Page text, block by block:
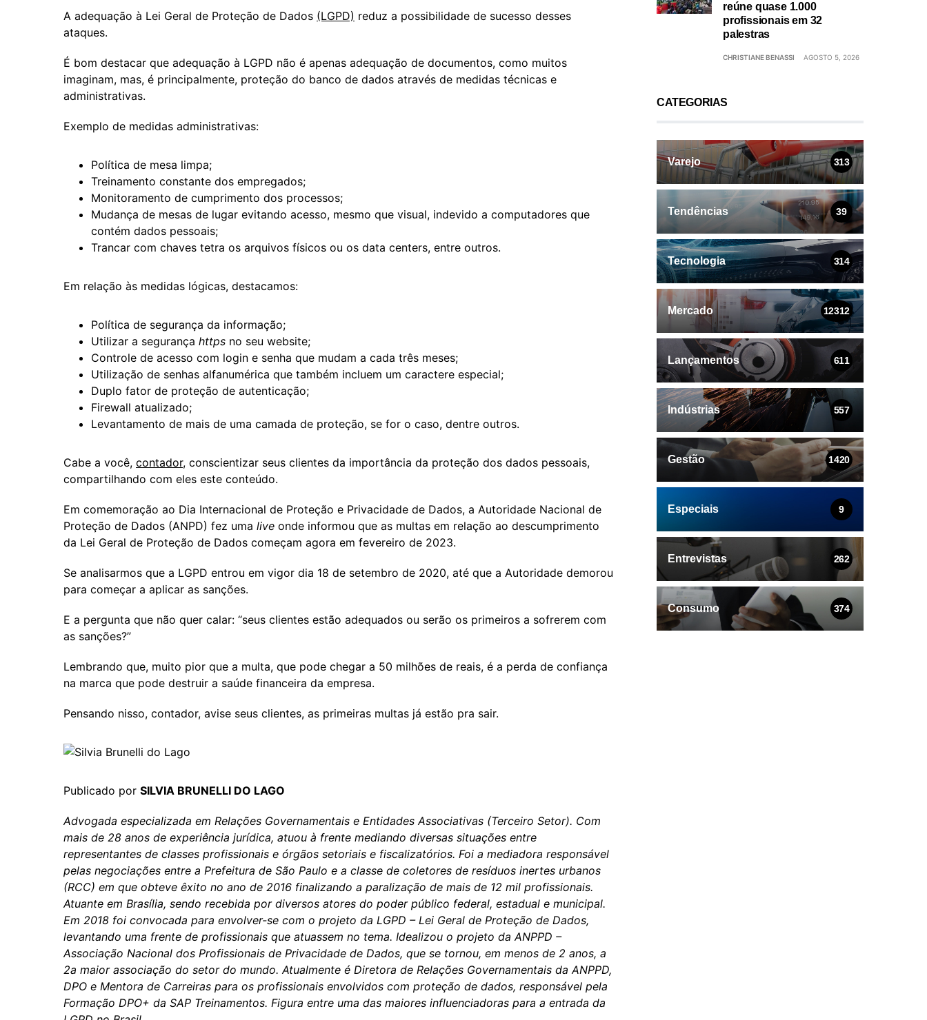
A adequação à Lei Geral de Proteção de Dados (LGPD) reduz a possibilidade de sucesso desses
ataques.
É bom destacar que adequação à LGPD não é apenas adequação de documentos, como muitos
imaginam, mas, é principalmente, proteção do banco de dados através de medidas técnicas e
administrativas.
Exemplo de medidas administrativas:
Política de mesa limpa;
Treinamento constante dos empregados;
Monitoramento de cumprimento dos processos;
Mudança de mesas de lugar evitando acesso, mesmo que visual, indevido a computadores que
contém dados pessoais;
Trancar com chaves tetra os arquivos físicos ou os data centers, entre outros.
Em relação às medidas lógicas, destacamos:
Política de segurança da informação;
Utilizar a segurança https no seu website;
Controle de acesso com login e senha que mudam a cada três meses;
Utilização de senhas alfanumérica que também incluem um caractere especial;
Duplo fator de proteção de autenticação;
Firewall atualizado;
Levantamento de mais de uma camada de proteção, se for o caso, dentre outros.
Cabe a você, contador, conscientizar seus clientes da importância da proteção dos dados pessoais,
compartilhando com eles este conteúdo.
Em comemoração ao Dia Internacional de Proteção e Privacidade de Dados, a Autoridade Nacional de
Proteção de Dados (ANPD) fez uma live onde informou que as multas em relação ao descumprimento
da Lei Geral de Proteção de Dados começam agora em fevereiro de 2023.
Se analisarmos que a LGPD entrou em vigor dia 18 de setembro de 2020, até que a Autoridade demorou
para começar a aplicar as sanções.
E a pergunta que não quer calar: “seus clientes estão adequados ou serão os primeiros a sofrerem com
as sanções?”
Lembrando que, muito pior que a multa, que pode chegar a 50 milhões de reais, é a perda de confiança
na marca que pode destruir a saúde financeira da empresa.
Pensando nisso, contador, avise seus clientes, as primeiras multas já estão pra sair.
Publicado por SILVIA BRUNELLI DO LAGO
Advogada especializada em Relações Governamentais e Entidades Associativas (Terceiro Setor). Com
mais de 28 anos de experiência jurídica, atuou à frente mediando diversas situações entre
representantes de classes profissionais e órgãos setoriais e fiscalizatórios. Foi a mediadora responsável
pelas negociações entre a Prefeitura de São Paulo e a classe de coletores de resíduos inertes urbanos
(RCC) em que obteve êxito no ano de 2016 finalizando a paralização de mais de 12 mil profissionais.
Atuante em Brasília, sendo recebida por diversos atores do poder público federal, estadual e municipal.
Em 2018 foi convocada para envolver-se com o projeto da LGPD – Lei Geral de Proteção de Dados,
levantando uma frente de profissionais que atuassem no tema. Idealizou o projeto da ANPPD –
Associação Nacional dos Profissionais de Privacidade de Dados, que se tornou, em menos de 2 anos, a
2a maior associação do setor do mundo. Atualmente é Diretora de Relações Governamentais da ANPPD,
DPO e Mentora de Carreiras para os profissionais envolvidos com proteção de dados, responsável pela
Formação DPO+ da SAP Treinamentos. Figura entre uma das maiores influenciadoras para a entrada da
reúne quase 1.000
profissionais em 32
palestras
CHRISTIANE BENASSI AGOSTO 5, 2026
CATEGORIAS
Varejo 313
Tendências 39
Tecnologia 314
Mercado 12312
Lançamentos 611
Indústrias 557
Gestão 1420
Especiais 9
Entrevistas 262
Consumo 374